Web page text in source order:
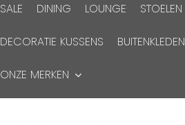
SALE DINING LOUNGE STOELEN
DECORATIE KUSSENS BUITENKLEDEN
ONZE MERKEN